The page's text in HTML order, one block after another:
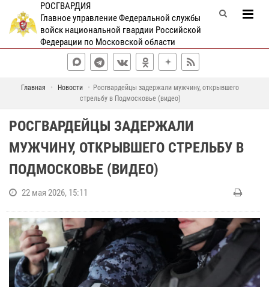
РОСГВАРДИЯ
Главное управление Федеральной службы
войск национальной гвардии Российской
Федерации по Московской области
Главная Новости
Росгвардейцы задержали мужчину, открывшего
стрельбу в Подмосковье (видео)
РОСГВАРДЕЙЦЫ ЗАДЕРЖАЛИ
МУЖЧИНУ, ОТКРЫВШЕГО СТРЕЛЬБУ В
ПОДМОСКОВЬЕ (ВИДЕО)
22 мая 2026, 15:11